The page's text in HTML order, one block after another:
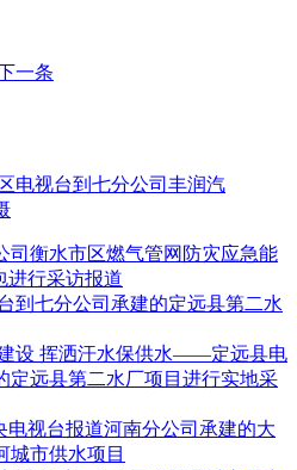
一条
电视台到七分公司丰润汽
司衡水市区燃气管网防灾应急能
进行采访报道
到七分公司承建的定远县第二水
设 挥洒汗水保供水——定远县电
定远县第二水厂项目进行实地采
电视台报道河南分公司承建的大
城市供水项目